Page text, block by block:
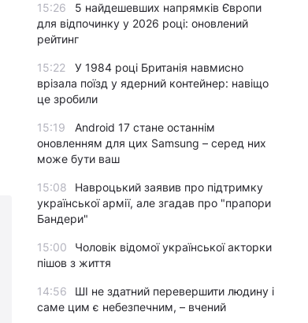
Орбан звинуватив
вибори та наказав
викликати посла
15:26
5 найдешевших напрямків Європи
для відпочинку у 2026 році: оновлений
рейтинг
15:22
У 1984 році Британія навмисно
врізала поїзд у ядерний контейнер: навіщо
це зробили
15:19
Android 17 стане останнім
оновленням для цих Samsung – серед них
може бути ваш
15:08
Навроцький заявив про підтримку
української армії, але згадав про "прапори
Бандери"
15:00
Чоловік відомої української акторки
пішов з життя
14:56
ШІ не здатний перевершити людину і
саме цим є небезпечним, – вчений